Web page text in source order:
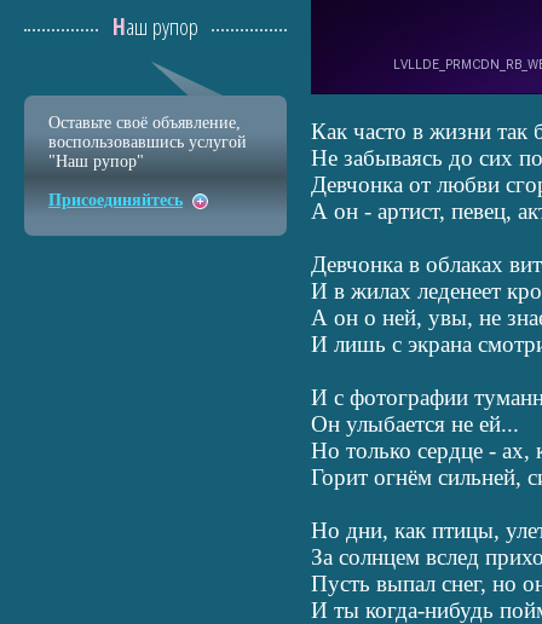
Как часто в жизни так
Не забываясь до сих
Девчонка от любви
А он - артист, певец,
Девчонка в облаках
И в жилах леденеет
А он о ней, увы, не
И лишь с экрана
И с фотографии
Он улыбается не ей...
Но только сердце - ах,
Горит огнём сильней,
Но дни, как птицы,
За солнцем вслед
Пусть выпал снег, но
И ты когда-нибудь
Наш рупор
Оставьте своё объявление,
воспользовавшись услугой
"Наш рупор"
Присоединяйтесь